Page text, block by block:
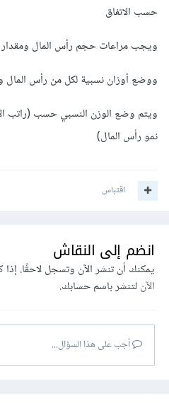
حسب الاتفاق
ويجب مراعات حجم رأس المال ومقدار
ووضع أوزان نسبية لكل من رأس المال
ويتم وضع الوزن النسبي حسب (راتب
نمو رأس المال)
اقتباس
انضم إلى النقاش
يمكنك أن تنشر الآن وتسجل لاحقًا.
الآنلتنشر باسم حسابك.
أجب على هذا السؤال...